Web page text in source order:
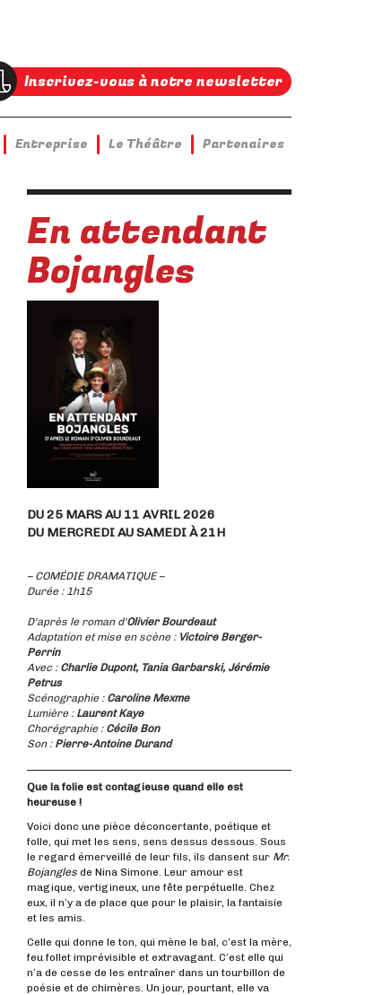
Inscrivez-vous à notre newsletter
Entreprise Le Théâtre Partenaires
En attendant
Bojangles
DU 25 MARS AU 11 AVRIL 2026
DU MERCREDI AU SAMEDI À 21H
– COMÉDIE DRAMATIQUE –
Durée : 1h15
D'après le roman d'Olivier Bourdeaut
Adaptation et mise en scène : Victoire Berger-
Perrin
Avec : Charlie Dupont, Tania Garbarski, Jérémie
Petrus
Scénographie : Caroline Mexme
Lumière : Laurent Kaye
Chorégraphie : Cécile Bon
Son : Pierre-Antoine Durand
Que la folie est contagieuse quand elle est
heureuse !
Voici donc une pièce déconcertante, poétique et
folle, qui met les sens, sens dessus dessous. Sous
le regard émerveillé de leur fils, ils dansent sur Mr.
Bojanglesde Nina Simone. Leur amour est
magique, vertigineux, une fête perpétuelle. Chez
eux, il n’y a de place que pour le plaisir, la fantaisie
et les amis.
Celle qui donne le ton, qui mène le bal, c’est la mère,
feu follet imprévisible et extravagant. C’est elle qui
n’a de cesse de les entraîner dans un tourbillon de
poésie et de chimères. Un jour, pourtant, elle va